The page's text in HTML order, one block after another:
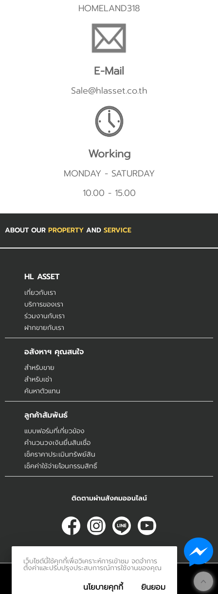
HOMELAND318
E-Mail
Sale@hlasset.co.th
Working
MONDAY - SATURDAY
10.00 - 15.00
ABOUT OUR PROPERTY AND SERVICE
HL ASSET
เกี่ยวกับเรา
บริการของเรา
ร่วมงานกับเรา
ฝากขายกับเรา
อสังหาฯ คุณสนใจ
สำหรับขาย
สำหรับเช่า
ค้นหาตัวแทน
ลูกค้าสัมพันธ์
แบบฟอร์มที่เกี่ยวข้อง
คำนวนวงเงินยื่นสินเชื่อ
เช็คราคาประเมินทรัพย์สิน
เช็คค่าใช้จ่ายโอนกรรมสิทธิ์
ติดตามผ่านสังคมออนไลน์
Innerethai.com All Rights Reserved.
เว็บไซต์นี้ใช้คุกกี้เพื่อวิเคราะห์การเข้าชม จดจำการ
ตั้งค่าและปรับปรุงประสบการณ์การใช้งานของคุณ
นโยบายคุกกี้ ยินยอม